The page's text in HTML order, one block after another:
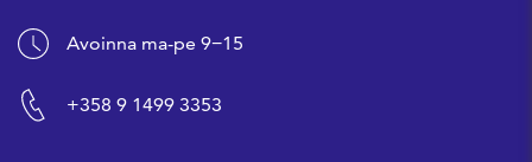
Avoinna ma-pe 9−15
+358 9 1499 3353